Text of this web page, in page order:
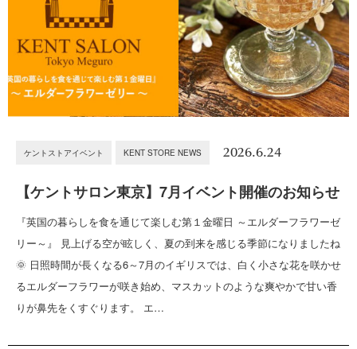
ケントストアイベント KENT STORE NEWS 2026.6.24
【ケントサロン東京】7月イベント開催のお知らせ
『英国の暮らしを食を通じて楽しむ第１金曜日 ～エルダーフラワーゼ
リー～』 見上げる空が眩しく、夏の到来を感じる季節になりましたね
🌞 日照時間が長くなる6～7月のイギリスでは、白く小さな花を咲かせ
るエルダーフラワーが咲き始め、マスカットのような爽やかで甘い香
りが鼻先をくすぐります。 エ…